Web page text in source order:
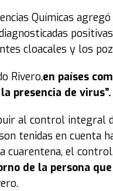
Químicas
cloacales y los
Rivero,en países
presencia de virus”.
al control integral
tenidas en cuenta
cuarentena, el
de la persona